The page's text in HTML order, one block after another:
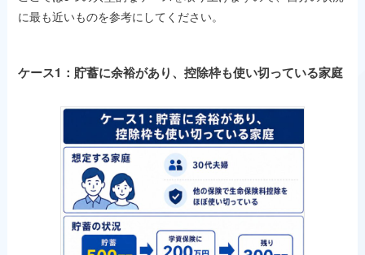
に最も近いものを参考にしてください。
ケース1：貯蓄に余裕があり、控除枠も使い切っている家庭